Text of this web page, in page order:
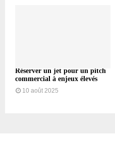
Réserver un jet pour un pitch
commercial à enjeux élevés
10 août 2025